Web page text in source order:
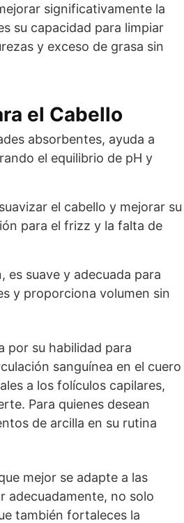
significativamente la
su capacidad para limpiar
y exceso de grasa sin
el Cabello
absorbentes, ayuda a
el equilibrio de pH y
el cabello y mejorar su
para el frizz y la falta de
es suave y adecuada para
y proporciona volumen sin
por su habilidad para
sanguínea en el cuero
a los folículos capilares,
Para quienes desean
de arcilla en su rutina
mejor se adapte a las
adecuadamente, no solo
también fortaleces la